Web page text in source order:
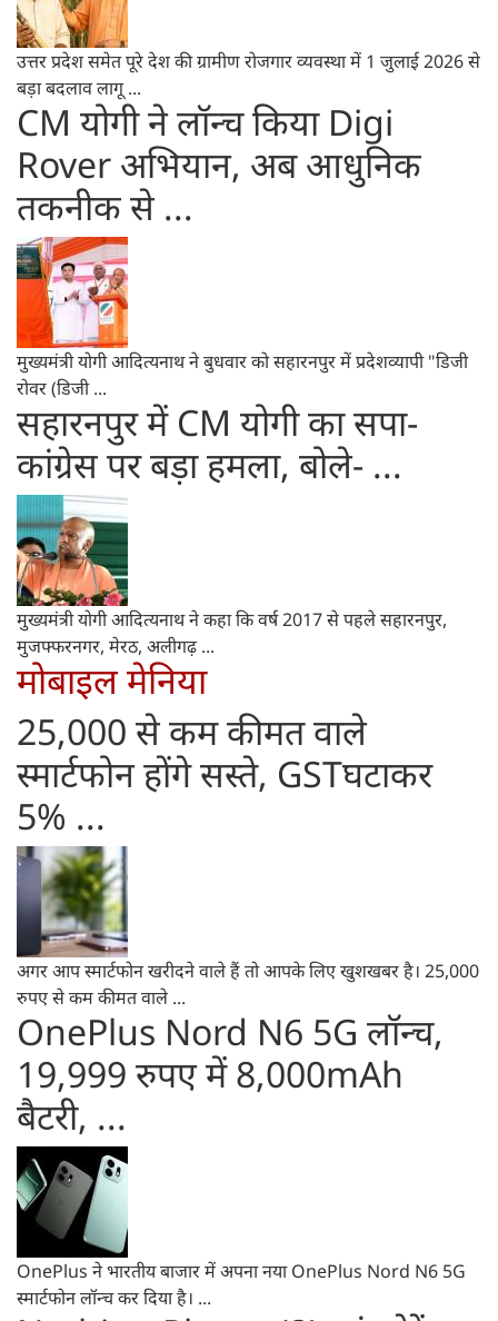
उत्तर प्रदेश समेत पूरे देश की ग्रामीण रोजगार व्यवस्था में 1 जुलाई 2026 से
बड़ा बदलाव लागू ...
CM योगी ने लॉन्च किया Digi
Rover अभियान, अब आधुनिक
तकनीक से ...
मुख्यमंत्री योगी आदित्यनाथ ने बुधवार को सहारनपुर में प्रदेशव्यापी "डिजी
रोवर (डिजी ...
सहारनपुर में CM योगी का सपा-
कांग्रेस पर बड़ा हमला, बोले- ...
मुख्यमंत्री योगी आदित्यनाथ ने कहा कि वर्ष 2017 से पहले सहारनपुर,
मुजफ्फरनगर, मेरठ, अलीगढ़ ...
मोबाइल मेनिया
25,000 से कम कीमत वाले
स्मार्टफोन होंगे सस्ते, GSTघटाकर
5% ...
अगर आप स्मार्टफोन खरीदने वाले हैं तो आपके लिए खुशखबर है। 25,000
रुपए से कम कीमत वाले ...
OnePlus Nord N6 5G लॉन्च,
19,999 रुपए में 8,000mAh
बैटरी, ...
OnePlus ने भारतीय बाजार में अपना नया OnePlus Nord N6 5G
स्मार्टफोन लॉन्च कर दिया है। ...